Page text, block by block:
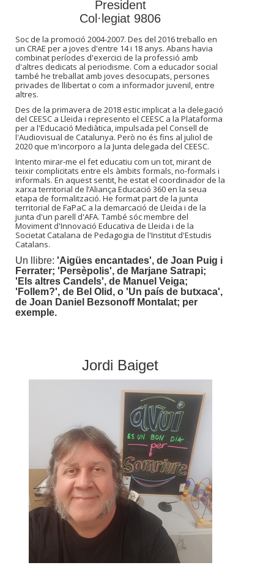
President
Col·legiat 9806
Soc de la promoció 2004-2007. Des del 2016 treballo en
un CRAE per a joves d'entre 14 i 18 anys. Abans havia
combinat períodes d'exercici de la professió amb
d'altres dedicats al periodisme. Com a educador social
també he treballat amb joves desocupats, persones
privades de llibertat o com a informador juvenil, entre
altres.
Des de la primavera de 2018 estic implicat a la delegació
del CEESC a Lleida i represento el CEESC a la Plataforma
per a l'Educació Mediàtica, impulsada pel Consell de
l'Audiovisual de Catalunya. Però no és fins al juliol de
2020 que m'incorporo a la Junta delegada del CEESC.
Intento mirar-me el fet educatiu com un tot, mirant de
teixir complicitats entre els àmbits formals, no-formals i
informals. En aquest sentit, he estat el coordinador de la
xarxa territorial de l’Aliança Educació 360 en la seua
etapa de formalització. He format part de la junta
territorial de FaPaC a la demarcació de Lleida i de la
junta d'un parell d'AFA. També sóc membre del
Moviment d'Innovació Educativa de Lleida i de la
Societat Catalana de Pedagogia de l'Institut d'Estudis
Catalans.
Un llibre: 'Aigües encantades', de Joan Puig i
Ferrater; 'Persèpolis', de Marjane Satrapi;
'Els altres Candels', de Manuel Veiga;
'Follem?', de Bel Olid, o 'Un país de butxaca',
de Joan Daniel Bezsonoff Montalat; per
exemple.
Jordi Baiget